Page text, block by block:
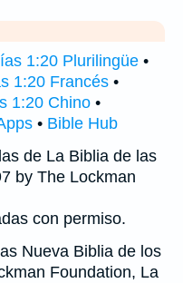
1:20 Plurilingüe •
1:20 Francés •
1:20 Chino •
• Bible Hub
de La Biblia de las
by The Lockman
con permiso.
Nueva Biblia de los
Foundation, La